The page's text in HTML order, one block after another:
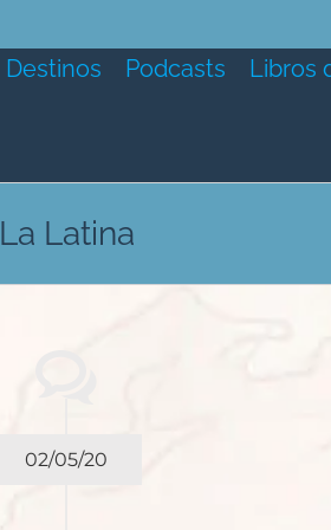
Destinos Podcasts Libros
La Latina
02/05/20